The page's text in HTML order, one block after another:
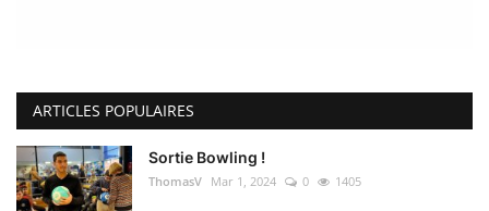
ARTICLES POPULAIRES
Sortie Bowling !
ThomasV Mar 1, 2024 0 1405